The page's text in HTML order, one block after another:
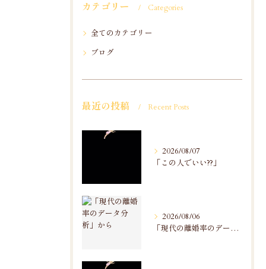
カテゴリー Categories
全てのカテゴリー
ブログ
最近の投稿 Recent Posts
2026/08/07
「この人でいい??」
2026/08/06
「現代の離婚率のデータ分析」から